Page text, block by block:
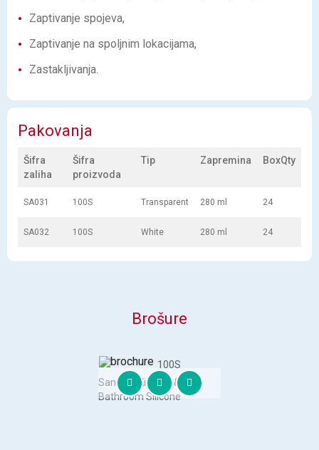
Zaptivanje spojeva,
Zaptivanje na spoljnim lokacijama,
Zastakljivanja.
Pakovanja
Šifra
zaliha
Šifra
proizvoda
Tip Zapremina BoxQty
SA031 100S Transparent 280 ml 24
SA032 100S White 280 ml 24
Brošure
100S
Sanitary Kitchen &
Bathroom Silicone